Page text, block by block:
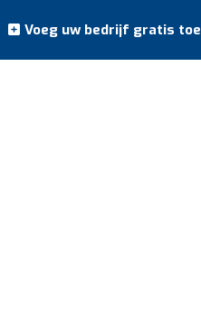
Voeg uw bedrijf gratis toe